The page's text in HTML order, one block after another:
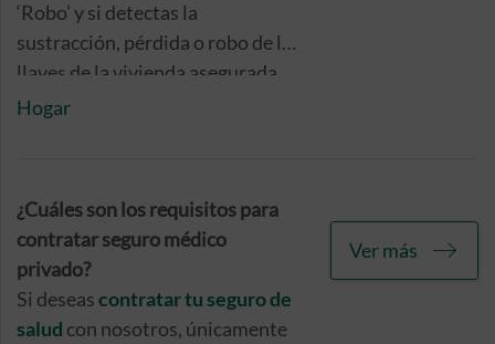
‘Robo’ y si detectas la
sustracción, pérdida o robo de las
llaves de la vivienda asegurada,
podrás solicitarnos la sustitución
Hogar
¿Cuáles son los requisitos para
contratar seguro médico
privado?
Si deseascontratar tu seguro de
salud con nosotros, únicamente
Ver más